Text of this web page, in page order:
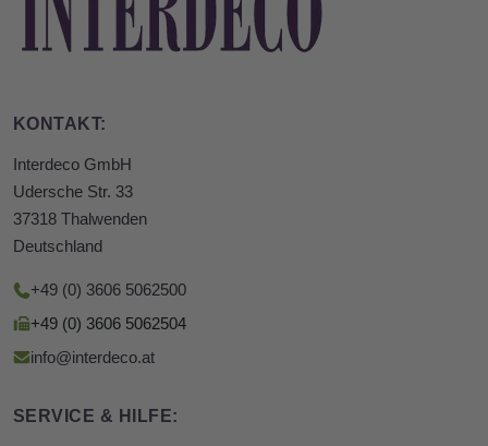
KONTAKT:
Interdeco GmbH
Udersche Str. 33
37318 Thalwenden
Deutschland
+49 (0) 3606 5062500
+49 (0) 3606 5062504
info@interdeco.at
SERVICE & HILFE: